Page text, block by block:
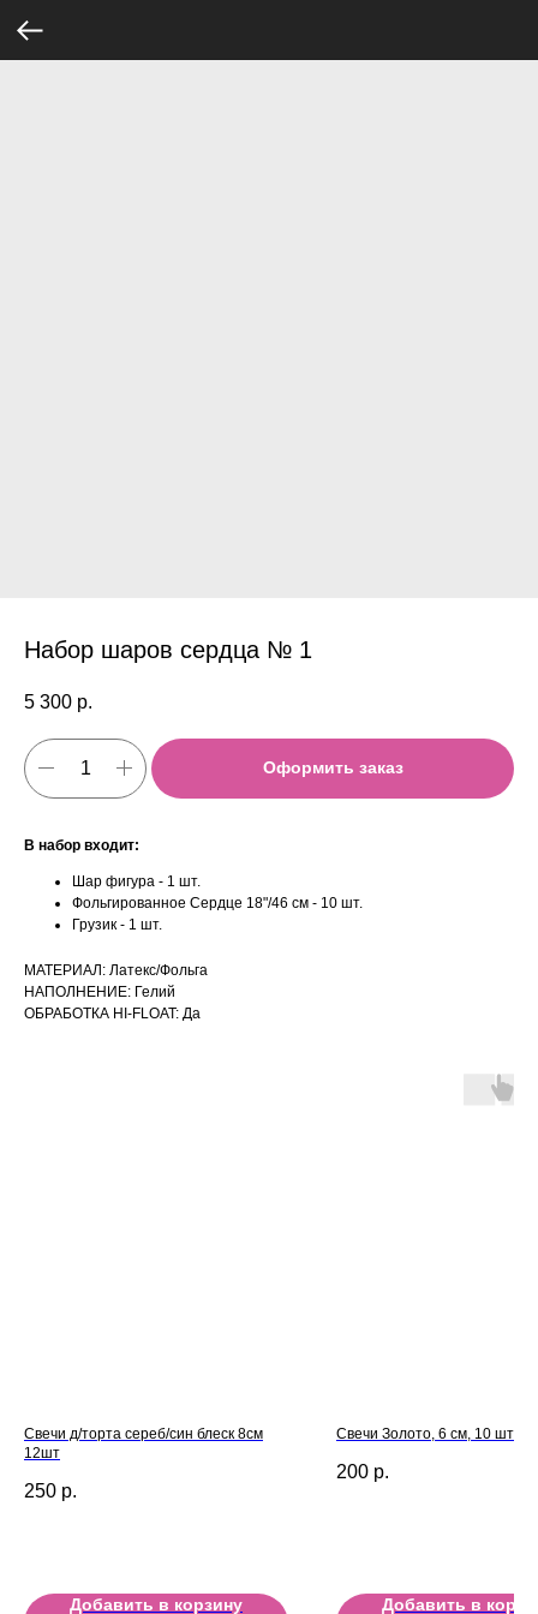
Набор шаров сердца № 1
5 300 р.
Оформить заказ
В набор входит:
Шар фигура - 1 шт.
Фольгированное Сердце 18"/46 см - 10 шт.
Грузик - 1 шт.
МАТЕРИАЛ: Латекс/Фольга
НАПОЛНЕНИЕ: Гелий
ОБРАБОТКА HI-FLOAT: Да
Свечи д/торта сереб/син блеск 8см
12шт
250 р.
Добавить в корзину
Свечи Золото, 6 см, 10 шт.
200 р.
Добавить в